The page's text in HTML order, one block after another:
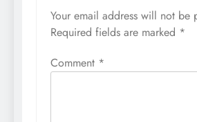
Your email address will not be
Required fields are marked *
Comment *